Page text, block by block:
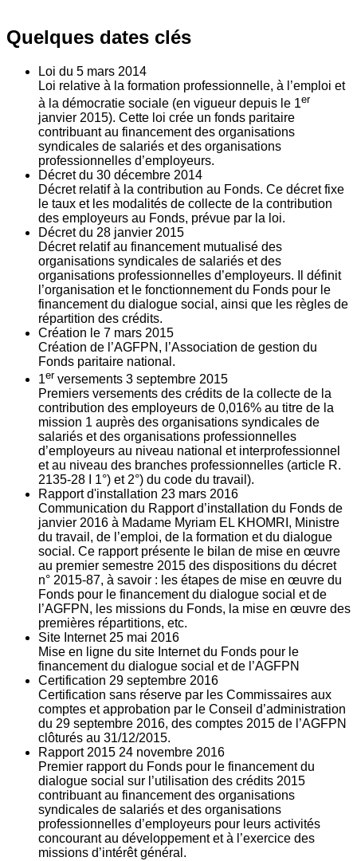
Quelques dates clés
Loi du 5 mars 2014
Loi relative à la formation professionnelle, à l’emploi et
à la démocratie sociale (en vigueur depuis le 1er
janvier 2015). Cette loi crée un fonds paritaire
contribuant au financement des organisations
syndicales de salariés et des organisations
professionnelles d’employeurs.
Décret du 30 décembre 2014
Décret relatif à la contribution au Fonds. Ce décret fixe
le taux et les modalités de collecte de la contribution
des employeurs au Fonds, prévue par la loi.
Décret du 28 janvier 2015
Décret relatif au financement mutualisé des
organisations syndicales de salariés et des
organisations professionnelles d’employeurs. Il définit
l’organisation et le fonctionnement du Fonds pour le
financement du dialogue social, ainsi que les règles de
répartition des crédits.
Création le 7 mars 2015
Création de l’AGFPN, l’Association de gestion du
Fonds paritaire national.
1er versements 3 septembre 2015
Premiers versements des crédits de la collecte de la
contribution des employeurs de 0,016% au titre de la
mission 1 auprès des organisations syndicales de
salariés et des organisations professionnelles
d’employeurs au niveau national et interprofessionnel
et au niveau des branches professionnelles (article R.
2135‐28 I 1°) et 2°) du code du travail).
Rapport d'installation 23 mars 2016
Communication du Rapport d’installation du Fonds de
janvier 2016 à Madame Myriam EL KHOMRI, Ministre
du travail, de l’emploi, de la formation et du dialogue
social. Ce rapport présente le bilan de mise en œuvre
au premier semestre 2015 des dispositions du décret
n° 2015-87, à savoir : les étapes de mise en œuvre du
Fonds pour le financement du dialogue social et de
l’AGFPN, les missions du Fonds, la mise en œuvre des
premières répartitions, etc.
Site Internet 25 mai 2016
Mise en ligne du site Internet du Fonds pour le
financement du dialogue social et de l’AGFPN
Certification 29 septembre 2016
Certification sans réserve par les Commissaires aux
comptes et approbation par le Conseil d’administration
du 29 septembre 2016, des comptes 2015 de l’AGFPN
clôturés au 31/12/2015.
Rapport 2015 24 novembre 2016
Premier rapport du Fonds pour le financement du
dialogue social sur l’utilisation des crédits 2015
contribuant au financement des organisations
syndicales de salariés et des organisations
professionnelles d’employeurs pour leurs activités
concourant au développement et à l’exercice des
missions d’intérêt général.